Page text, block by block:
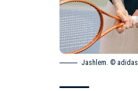
Jashlem. © adidas